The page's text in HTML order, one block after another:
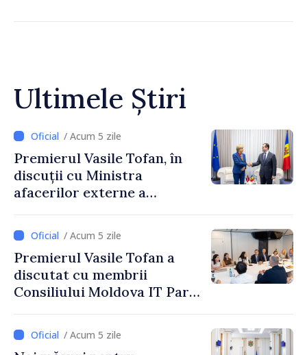
Ultimele Știri
/ Acum 5 zile
Premierul Vasile Tofan, în
discuții cu Ministra
afacerilor externe a
/ Acum 5 zile
Premierul Vasile Tofan a
discutat cu membrii
Consiliului Moldova IT Park:
industriei IT”
/ Acum 5 zile